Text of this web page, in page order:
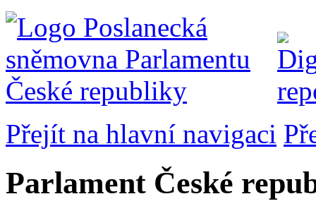
Přejít na hlavní navigaci
Parlament České